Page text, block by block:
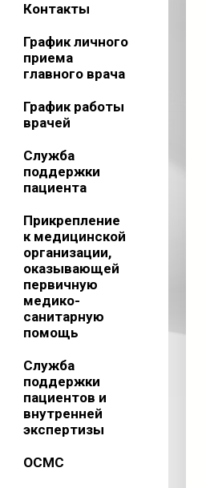
Контакты
График личного
приема
главного врача
График работы
врачей
Служба
поддержки
пациента
Прикрепление
к медицинской
организации,
оказывающей
первичную
медико-
санитарную
помощь
Служба
поддержки
пациентов и
внутренней
экспертизы
ОСМС